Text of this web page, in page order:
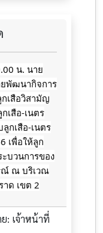
น. นาย
ยพัฒนากิจการ
เสือวิสามัญ
เสือ-เนตร
กเสือ-เนตร
เพื่อให้ลูก
บวนการของ
ณ์ ณ บริเวณ
ด เขต 2
ย: เจ้าหน้าที่